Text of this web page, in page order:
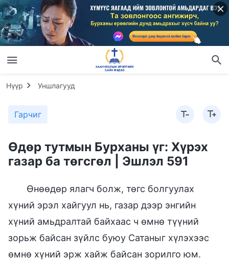
Нүүр Уншлагууд
Гарчиг
Өдөр тутмын Бурханы үг: Хүрэх
газар ба төгсгөл | Эшлэл 591
Өнөөдөр ялагч болж, төгс болгуулах
хүний эрэл хайгуул нь, газар дээр энгийн
хүний амьдралтай байхаас ч өмнө түүний
зорьж байсан зүйлс буюу Сатаныг хүлэхээс
өмнө хүний эрж хайж байсан зорилго юм.